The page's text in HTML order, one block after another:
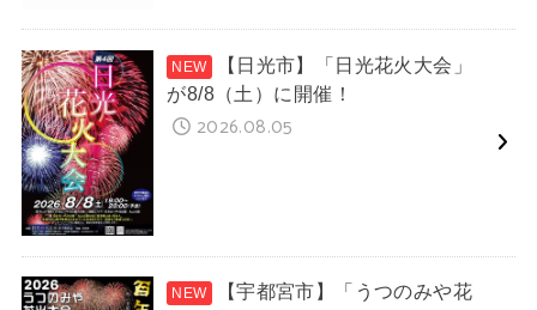
【日光市】「日光花火大会」
が8/8（土）に開催！
2026.08.05
【宇都宮市】「うつのみや花